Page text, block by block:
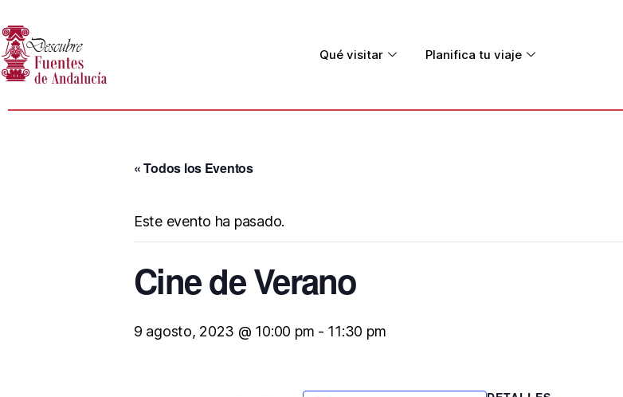
Qué visitar Planifica tu viaje
« Todos los Eventos
Este evento ha pasado.
Cine de Verano
9 agosto, 2023 @ 10:00 pm - 11:30 pm